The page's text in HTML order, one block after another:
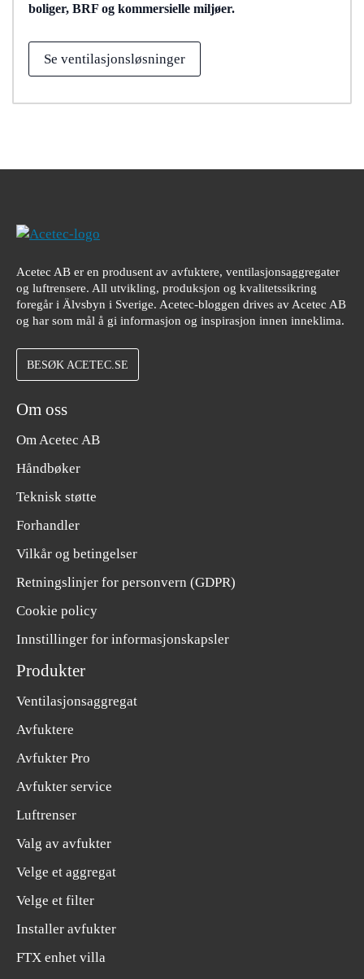
boliger, BRF og kommersielle miljøer.
Se ventilasjonsløsninger
Acetec AB er en produsent av avfuktere, ventilasjonsaggregater
og luftrensere. All utvikling, produksjon og kvalitetssikring
foregår i Älvsbyn i Sverige. Acetec-bloggen drives av Acetec AB
og har som mål å gi informasjon og inspirasjon innen inneklima.
BESØK ACETEC.SE
Om oss
Om Acetec AB
Håndbøker
Teknisk støtte
Forhandler
Vilkår og betingelser
Retningslinjer for personvern (GDPR)
Cookie policy
Innstillinger for informasjonskapsler
Produkter
Ventilasjonsaggregat
Avfuktere
Avfukter Pro
Avfukter service
Luftrenser
Valg av avfukter
Velge et aggregat
Velge et filter
Installer avfukter
FTX enhet villa